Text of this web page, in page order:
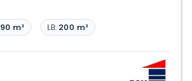
90 m² LB: 200 m²